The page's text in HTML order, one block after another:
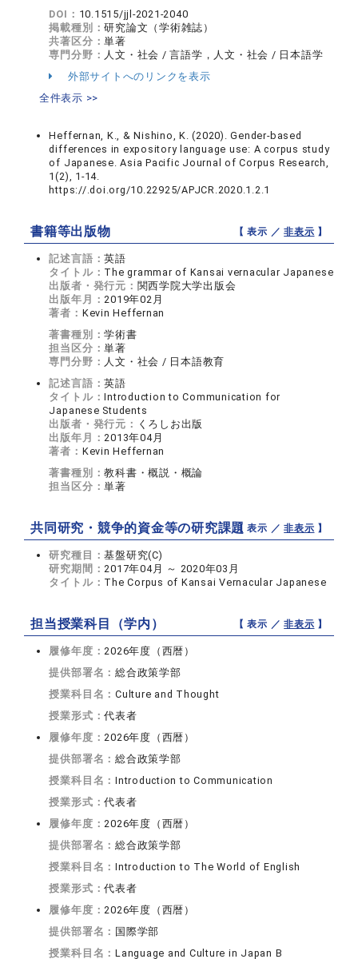
DOI： 10.1515/jjl-2021-2040
掲載種別：研究論文（学術雑誌）
共著区分：単著
専門分野： 人文・社会 / 言語学，人文・社会 / 日本語学
外部サイトへのリンクを表示
全件表示 >>
Heffernan, K., & Nishino, K. (2020). Gender-based
differences in expository language use: A corpus study
of Japanese. Asia Pacific Journal of Corpus Research,
1(2), 1-14.
https://.doi.org/10.22925/APJCR.2020.1.2.1
書籍等出版物 【 表示 ／非表示 】
記述言語：英語
タイトル： The grammar of Kansai vernacular Japanese
出版者・発行元： 関西学院大学出版会
出版年月：2019年02月
著者： Kevin Heffernan
著書種別：学術書
担当区分：単著
専門分野： 人文・社会 / 日本語教育
記述言語：英語
タイトル：Introduction to Communication for
Japanese Students
出版者・発行元： くろしお出版
出版年月：2013年04月
著者： Kevin Heffernan
著書種別：教科書・概説・概論
担当区分：単著
共同研究・競争的資金等の研究課題【 表示 ／非表示 】
研究種目：基盤研究(C)
研究期間：2017年04月 ～ 2020年03月
タイトル： The Corpus of Kansai Vernacular Japanese
担当授業科目（学内） 【 表示 ／非表示 】
履修年度：2026年度（西暦）
提供部署名：総合政策学部
授業科目名：Culture and Thought
授業形式：代表者
履修年度：2026年度（西暦）
提供部署名：総合政策学部
授業科目名：Introduction to Communication
授業形式：代表者
履修年度：2026年度（西暦）
提供部署名：総合政策学部
授業科目名：Introduction to The World of English
授業形式：代表者
履修年度：2026年度（西暦）
提供部署名： 国際学部
授業科目名：Language and Culture in Japan B